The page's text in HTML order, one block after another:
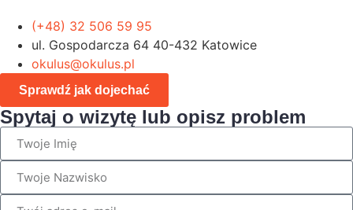
(+48) 32 506 59 95
ul. Gospodarcza 64 40-432 Katowice
okulus@okulus.pl
Sprawdź jak dojechać
Spytaj o wizytę lub opisz problem